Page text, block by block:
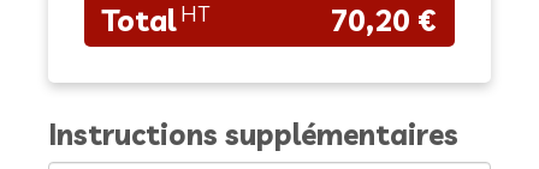
70,20 €
Instructions supplémentaires